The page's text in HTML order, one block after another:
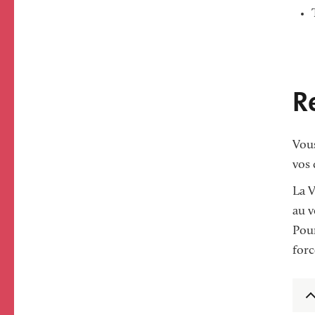
vos
La
au